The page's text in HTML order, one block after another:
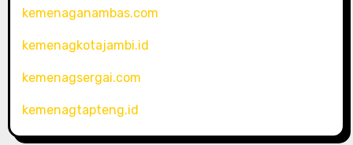
kemenaganambas.com
kemenagkotajambi.id
kemenagsergai.com
kemenagtapteng.id